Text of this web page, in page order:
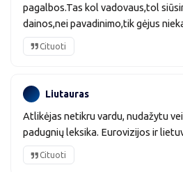
pagalbos.Tas kol vadovaus,tol
dainos,nei pavadinimo,tik gėjus
Cituoti
Liutauras
Atlikėjas netikru vardu, nudažytu
padugnių leksika. Eurovizijos ir
Cituoti